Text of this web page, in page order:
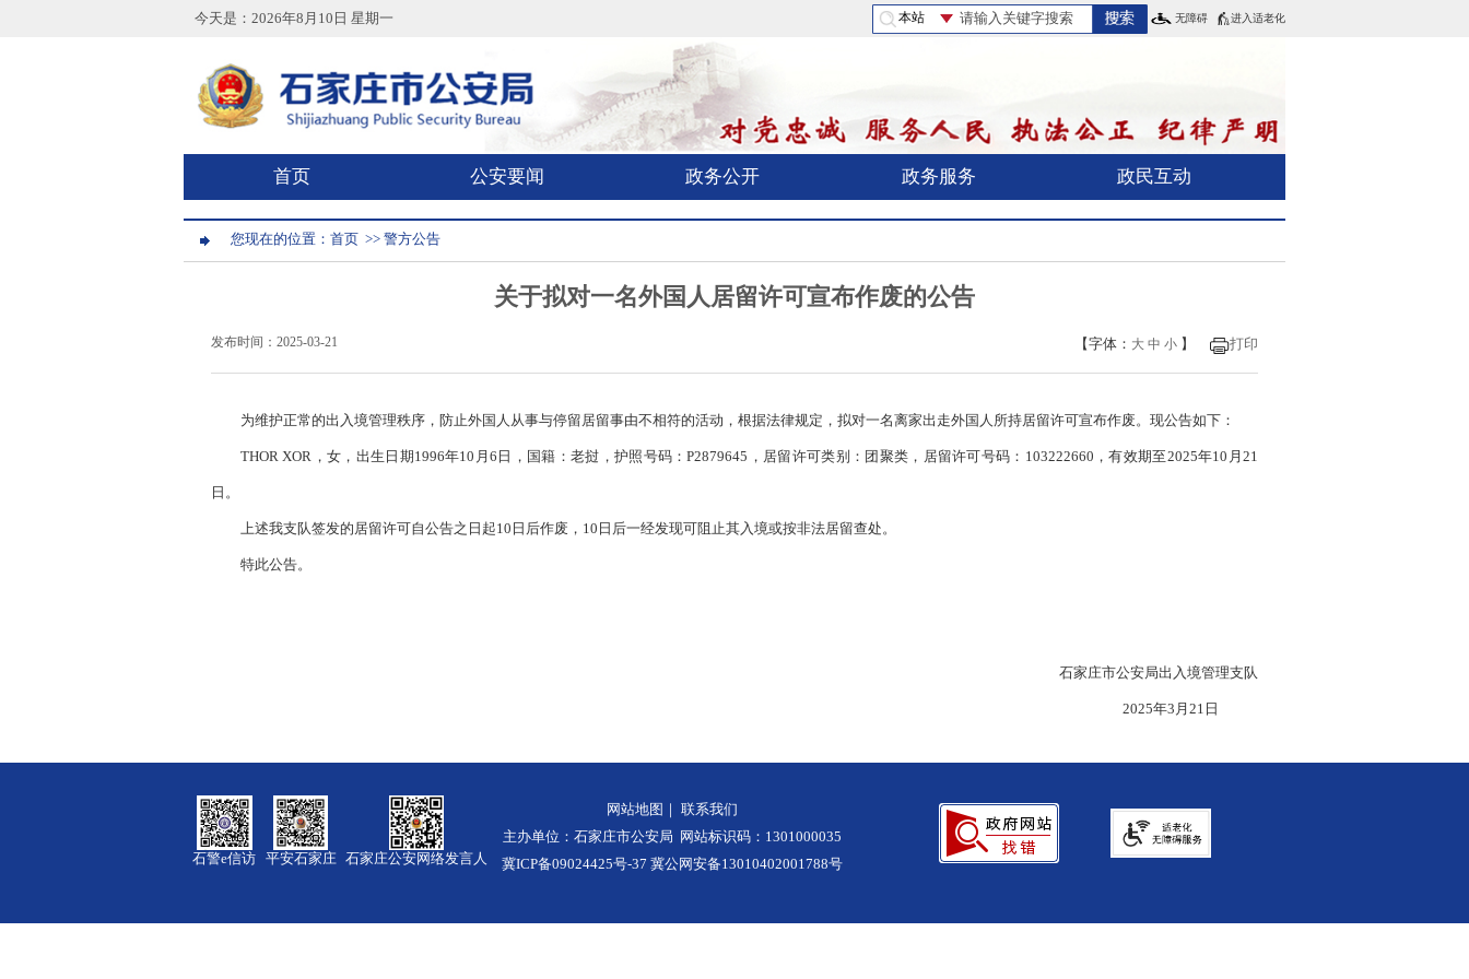
今天是：2026年8月10日 星期一 无障碍 进入适老化
首页 公安要闻 政务公开 政务服务 政民互动
您现在的位置：首页 >>警方公告
关于拟对一名外国人居留许可宣布作废的公告
发布时间：2025-03-21 【字体： 大 中 小】 打印
为维护正常的出入境管理秩序，防止外国人从事与停留居留事由不相符的活动，根据法律规定，拟对一名离家出走外国人所持居留许可宣布作废。现公告如下：
THOR XOR，女，出生日期1996年10月6日，国籍：老挝，护照号码：P2879645，居留许可类别：团聚类，居留许可号码：103222660，有效期至2025年10月21
日。
上述我支队签发的居留许可自公告之日起10日后作废，10日后一经发现可阻止其入境或按非法居留查处。
特此公告。
石家庄市公安局出入境管理支队
2025年3月21日
石警e信访 平安石家庄 石家庄公安网络发言人
网站地图 ｜ 联系我们
主办单位：石家庄市公安局 网站标识码：1301000035
冀ICP备09024425号-37 冀公网安备13010402001788号